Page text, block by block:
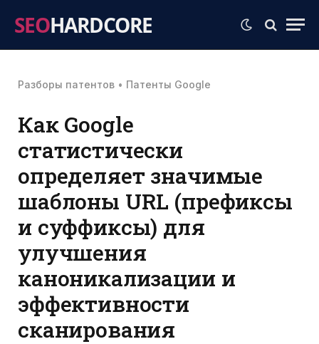
SEOHARDCORE
Разборы патентов • Патенты Google
Как Google
статистически
определяет значимые
шаблоны URL (префиксы
и суффиксы) для
улучшения
каноникализации и
эффективности
сканирования